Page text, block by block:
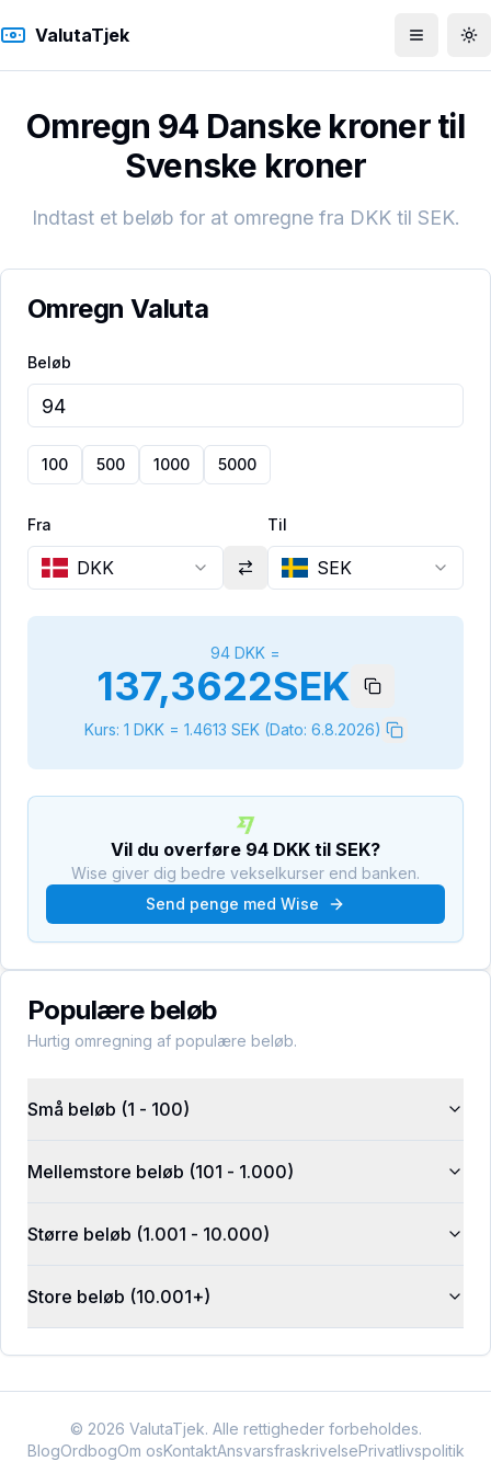
ValutaTjek Åbn menu
Omregn 94 Danske kroner til
Svenske kroner
Indtast et beløb for at omregne fra DKKtil SEK.
Omregn Valuta
Beløb
100 500 1000 5000
Fra
DKK
Til
SEK
94 DKK =
137,3622SEK
Kurs: 1 DKK= 1.4613 SEK(Dato: 6.8.2026)
Vil du overføre 94 DKK til SEK?
Wise giver dig bedre vekselkurser end banken.
Send penge med Wise
Populære beløb
Hurtig omregning af populære beløb.
Små beløb (1 - 100)
Mellemstore beløb (101 - 1.000)
Større beløb (1.001 - 10.000)
Store beløb (10.001+)
© 2026 ValutaTjek. Alle rettigheder forbeholdes.
BlogOrdbogOm osKontaktAnsvarsfraskrivelsePrivatlivspolitik